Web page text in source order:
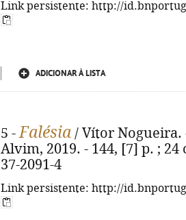
Link persistente: http://
ADICIONAR À LISTA
5 -Falésia / Vítor Nogueira.
Alvim, 2019. - 144, [7] p. ; 24
37-2091-4
Link persistente: http://